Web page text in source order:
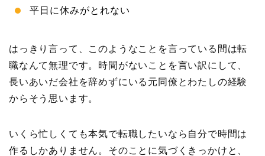
平日に休みがとれない
はっきり言って、このようなことを言っている間は転
職なんて無理です。時間がないことを言い訳にして、
長いあいだ会社を辞めずにいる元同僚とわたしの経験
からそう思います。
いくら忙しくても本気で転職したいなら自分で時間は
作るしかありません。そのことに気づくきっかけと、